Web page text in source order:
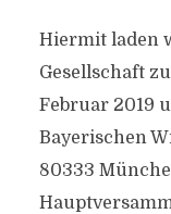
Hiermit laden
Gesellschaft
Februar 2019
Bayerischen
80333